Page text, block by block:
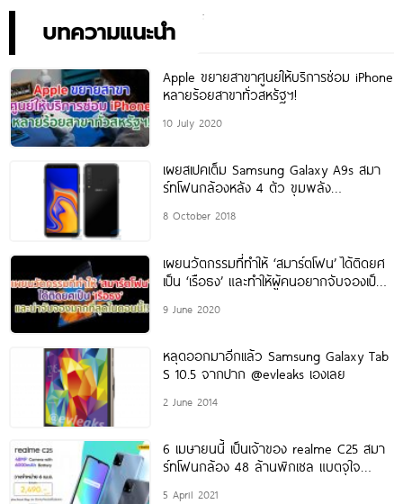
บทความแนะนำ
Apple ขยายสาขาศูนย์ให้บริการซ่อม iPhone
หลายร้อยสาขาทั่วสหรัฐฯ!
10 July 2020
เผยสเปคเต็ม Samsung Galaxy A9s สมา
ร์ทโฟนกล้องหลัง 4 ตัว ขุมพลัง
8 October 2018
เผยนวัตกรรมที่ทำให้ ‘สมาร์ตโฟน’ ได้ติดยศ
เป็น ‘เรือธง’ และทำให้ผู้คนอยากจับจองเป็น
9 June 2020
หลุดออกมาอีกเเล้ว Samsung Galaxy Tab
S 10.5 จากปาก @evleaks เองเลย
2 June 2014
6 เมษายนนี้ เป็นเจ้าของ realme C25 สมา
ร์ทโฟนกล้อง 48 ล้านพิกเซล แบตจุใจ
5 April 2021